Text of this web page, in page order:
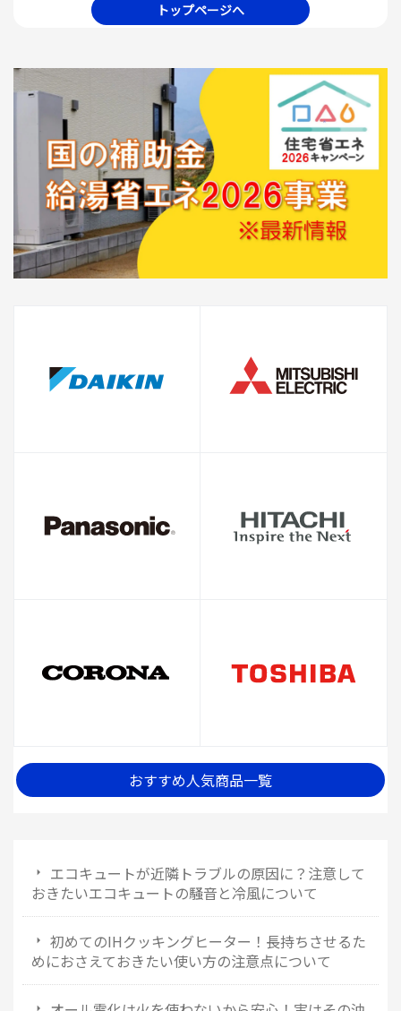
トップページへ
おすすめ人気商品一覧
エコキュートが近隣トラブルの原因に？注意して
おきたいエコキュートの騒音と冷風について
初めてのIHクッキングヒーター！長持ちさせるた
めにおさえておきたい使い方の注意点について